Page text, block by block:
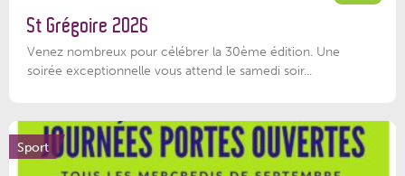
St Grégoire 2026
Venez nombreux pour célébrer la 30ème édition. Une
soirée exceptionnelle vous attend le samedi soir...
Sport